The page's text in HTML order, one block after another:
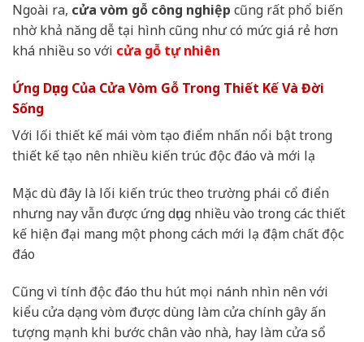
Ngoài ra, cửa vòm gỗ công nghiệp cũng rất phổ biến
nhờ khả năng dễ tại hình cũng như có mức giá rẻ hơn
khá nhiều so với cửa gỗ tự nhiên
Ứng Dụng Của Cửa Vòm Gỗ Trong Thiết Kế Và Đời
Sống
Với lối thiết kế mái vòm tạo điểm nhấn nổi bật trong
thiết kế tạo nên nhiều kiến trúc độc đáo và mới lạ
Mặc dù đây là lối kiến trúc theo trường phái cổ điển
nhưng nay vẫn được ứng dụng nhiều vào trong các thiết
kế hiện đại mang một phong cách mới lạ đậm chất độc
đáo
Cũng vì tính độc đáo thu hút mọi nánh nhìn nên với
kiểu cửa dạng vòm được dùng làm cửa chính gây ấn
tượng mạnh khi bước chân vào nhà, hay làm cửa sổ